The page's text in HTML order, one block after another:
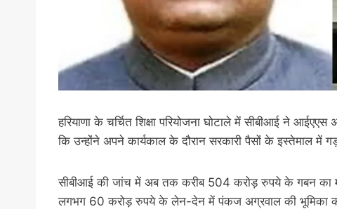
हरियाणा के चर्चित शिक्षा परियोजना घोटाले में सीबीआई ने
कि उन्होंने अपने कार्यकाल के दौरान सरकारी पैसों के इस्तेमाल में
सीबीआई की जांच में अब तक करीब 504 करोड़ रुपये के गबन का
लगभग 60 करोड़ रुपये के लेन-देन में पंकज अग्रवाल की भूमिका